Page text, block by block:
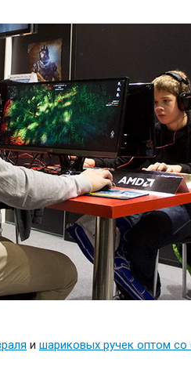
ишариковых ручек оптом